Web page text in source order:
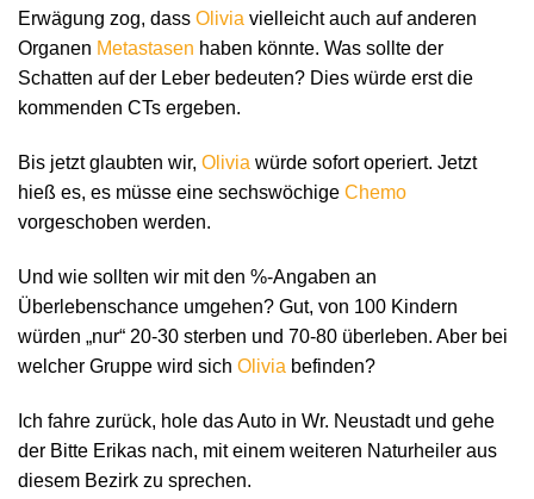
Erwägung zog, dass Olivia vielleicht auch auf anderen
Organen Metastasen haben könnte. Was sollte der
Schatten auf der Leber bedeuten? Dies würde erst die
kommenden CTs ergeben.
Bis jetzt glaubten wir, Olivia würde sofort operiert. Jetzt
hieß es, es müsse eine sechswöchige Chemo
vorgeschoben werden.
Und wie sollten wir mit den %-Angaben an
Überlebenschance umgehen? Gut, von 100 Kindern
würden „nur“ 20-30 sterben und 70-80 überleben. Aber bei
welcher Gruppe wird sich Olivia befinden?
Ich fahre zurück, hole das Auto in Wr. Neustadt und gehe
der Bitte Erikas nach, mit einem weiteren Naturheiler aus
diesem Bezirk zu sprechen.